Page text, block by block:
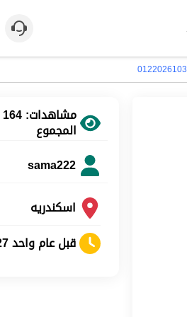
المجموع
sama222
اسكندريه
قبل عام واحد 15:27